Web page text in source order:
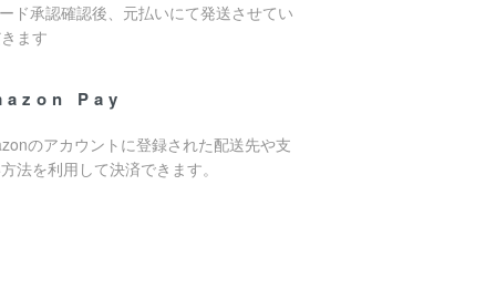
ド承認確認後、元払いにて発送させてい
ます
Pay
のアカウントに登録された配送先や支
法を利用して決済できます。